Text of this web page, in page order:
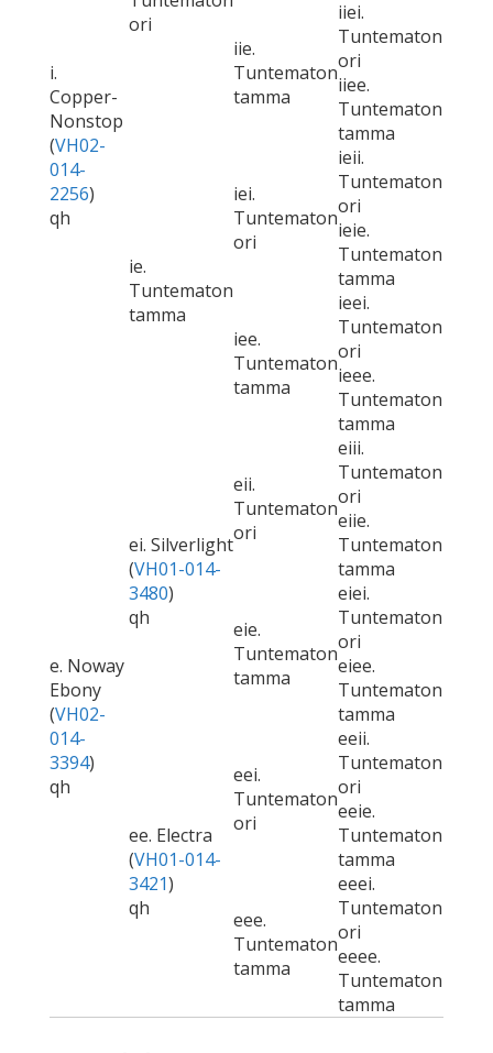
i.
Copper-
Nonstop
(VH02-
014-
2256)
qh
ori
iie.
Tuntematon
tamma
iiei.
Tuntematon
ori
iiee.
Tuntematon
tamma
ie.
Tuntematon
tamma
iei.
Tuntematon
ori
ieii.
Tuntematon
ori
ieie.
Tuntematon
tamma
iee.
Tuntematon
tamma
ieei.
Tuntematon
ori
ieee.
Tuntematon
tamma
e. Noway
Ebony
(VH02-
014-
3394)
qh
ei. Silverlight
(VH01-014-
3480)
qh
eii.
Tuntematon
ori
eiii.
Tuntematon
ori
eiie.
Tuntematon
tamma
eie.
Tuntematon
tamma
eiei.
Tuntematon
ori
eiee.
Tuntematon
tamma
ee. Electra
(VH01-014-
3421)
qh
eei.
Tuntematon
ori
eeii.
Tuntematon
ori
eeie.
Tuntematon
tamma
eee.
Tuntematon
tamma
eeei.
Tuntematon
ori
eeee.
Tuntematon
tamma